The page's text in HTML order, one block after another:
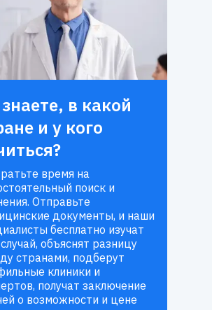
в какой
и у кого
время на
поиск и
Отправьте
документы, и наши
бесплатно изучат
объяснят разницу
странами, подберут
клиники и
получат заключение
о возможности и цене